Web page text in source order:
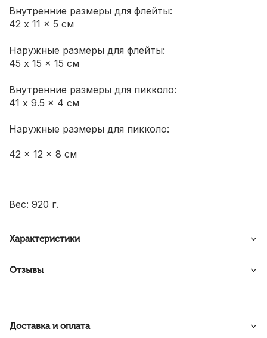
Внутренние размеры для флейты:
42 x 11 x 5 см
Наружные размеры для флейты:
45 x 15 x 15 см
Внутренние размеры для пикколо:
41 x 9.5 x 4 см
Наружные размеры для пикколо:
42 x 12 x 8 см
Вес: 920 г.
Характеристики
Отзывы
Доставка и оплата